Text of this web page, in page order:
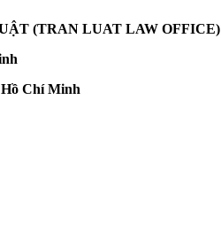
(TRAN LUAT LAW OFFICE)
Chí Minh